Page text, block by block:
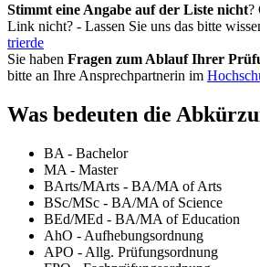
Stimmt eine Angabe auf der Liste nicht?
Link nicht? - Lassen Sie uns das bitte
trierde
Sie haben Fragen zum Ablauf Ihrer
bitte an Ihre Ansprechpartnerin im
Was bedeuten die
BA - Bachelor
MA - Master
BArts/MArts - BA/MA of Arts
BSc/MSc - BA/MA of Science
BEd/MEd - BA/MA of Education
AhO - Aufhebungsordnung
APO - Allg. Prüfungsordnung